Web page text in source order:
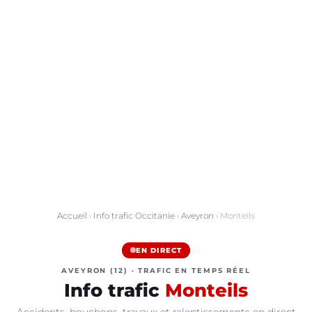
Accueil › Info trafic Occitanie › Aveyron › Monteils
EN DIRECT
AVEYRON (12) · TRAFIC EN TEMPS RÉEL
Info trafic Monteils